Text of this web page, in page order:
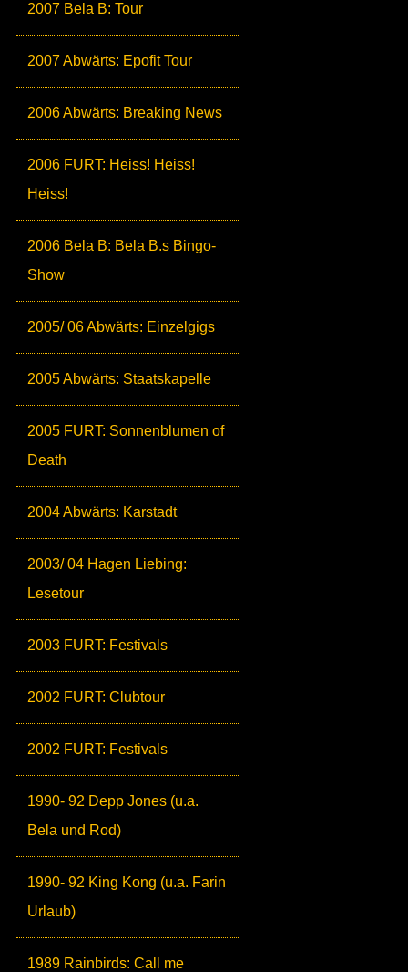
2007 Bela B: Tour
2007 Abwärts: Epofit Tour
2006 Abwärts: Breaking News
2006 FURT: Heiss! Heiss!
Heiss!
2006 Bela B: Bela B.s Bingo-
Show
2005/ 06 Abwärts: Einzelgigs
2005 Abwärts: Staatskapelle
2005 FURT: Sonnenblumen of
Death
2004 Abwärts: Karstadt
2003/ 04 Hagen Liebing:
Lesetour
2003 FURT: Festivals
2002 FURT: Clubtour
2002 FURT: Festivals
1990- 92 Depp Jones (u.a.
Bela und Rod)
1990- 92 King Kong (u.a. Farin
Urlaub)
1989 Rainbirds: Call me